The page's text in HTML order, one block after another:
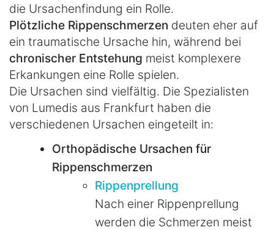
die Ursachenfindung ein Rolle.
Plötzliche Rippenschmerzen deuten eher auf
ein traumatische Ursache hin, während bei
chronischer Entstehung meist komplexere
Erkankungen eine Rolle spielen.
Die Ursachen sind vielfältig. Die Spezialisten
von Lumedis aus Frankfurt haben die
verschiedenen Ursachen eingeteilt in:
Orthopädische Ursachen für
Rippenschmerzen
Rippenprellung
Nach einer Rippenprellung
werden die Schmerzen meist